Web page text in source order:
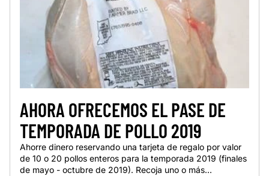
AHORA OFRECEMOS EL PASE DE
TEMPORADA DE POLLO 2019
Ahorre dinero reservando una tarjeta de regalo por valor
de 10 o 20 pollos enteros para la temporada 2019 (finales
de mayo - octubre de 2019). Recoja uno o más...